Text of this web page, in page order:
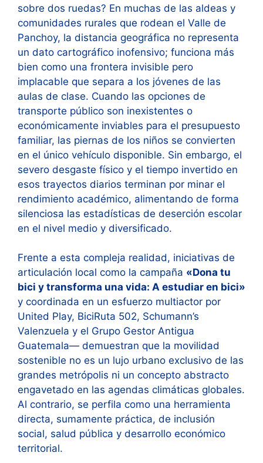
sobre dos ruedas? En muchas de las aldeas y
comunidades rurales que rodean el Valle de
Panchoy, la distancia geográfica no representa
un dato cartográfico inofensivo; funciona más
bien como una frontera invisible pero
implacable que separa a los jóvenes de las
aulas de clase. Cuando las opciones de
transporte público son inexistentes o
económicamente inviables para el presupuesto
familiar, las piernas de los niños se convierten
en el único vehículo disponible. Sin embargo, el
severo desgaste físico y el tiempo invertido en
esos trayectos diarios terminan por minar el
rendimiento académico, alimentando de forma
silenciosa las estadísticas de deserción escolar
en el nivel medio y diversificado.
Frente a esta compleja realidad, iniciativas de
articulación local como la campaña «Dona tu
bici y transforma una vida: A estudiar en bici»
y coordinada en un esfuerzo multiactor por
United Play, BiciRuta 502, Schumann’s
Valenzuela y el Grupo Gestor Antigua
Guatemala— demuestran que la movilidad
sostenible no es un lujo urbano exclusivo de las
grandes metrópolis ni un concepto abstracto
engavetado en las agendas climáticas globales.
Al contrario, se perfila como una herramienta
directa, sumamente práctica, de inclusión
social, salud pública y desarrollo económico
territorial.